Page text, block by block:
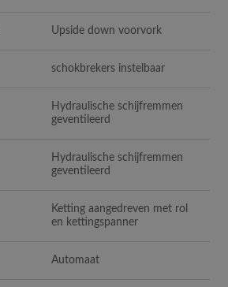
Upside down voorvork
schokbrekers instelbaar
Hydraulische schijfremmen
geventileerd
Hydraulische schijfremmen
geventileerd
Ketting aangedreven met rol
en kettingspanner
Automaat